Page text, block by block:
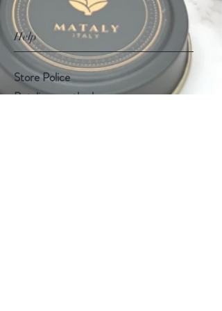
Help
Store Police
Betalings methoden